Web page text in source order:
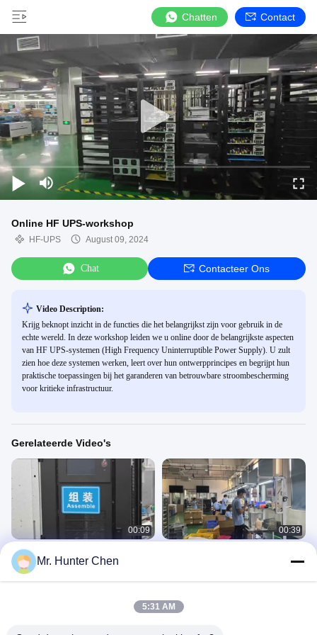
Chatten Contact
Online HF UPS-workshop
HF-UPS August 09, 2024
Chat Contacteer Ons
Video Description:
Krijg beknopt inzicht in de functies die het belangrijkst zijn voor gebruik in de
echte wereld. In deze workshop leiden we u online door de belangrijkste aspecten
van HF UPS-systemen (High Frequency Uninterruptible Power Supply). U zult
zien hoe deze systemen werken, leert over hun ontwerpprincipes en begrijpt hun
praktische toepassingen bij het garanderen van betrouwbare stroombescherming
voor kritieke infrastructuur.
Gerelateerde Video's
00:09
Online HF UPS-workshop
HF-UPS
00:39
Mr. Hunter Chen
5:31 AM